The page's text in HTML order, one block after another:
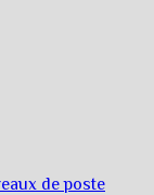
de poste